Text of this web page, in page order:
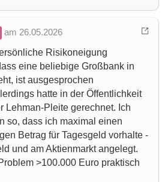
am 26.05.2026
Risikoneigung
eine beliebige Großbank in
ist ausgesprochen
hatte in der Öffentlichkeit
Lehman-Pleite gerechnet. Ich
so, dass ich maximal einen
Betrag für Tagesgeld vorhalte -
und am Aktienmarkt angelegt.
>100.000 Euro praktisch